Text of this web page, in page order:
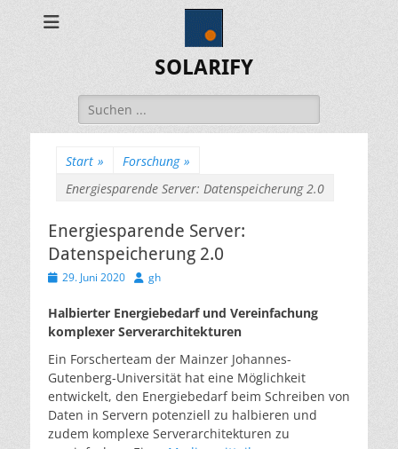
SOLARIFY
Suchen
nach:
Start » Forschung »
Energiesparende Server: Datenspeicherung 2.0
Energiesparende Server:
Datenspeicherung 2.0
Veröffentlicht
29. Juni 2020 Autor
gh
Halbierter Energiebedarf und Vereinfachung
komplexer Serverarchitekturen
Ein Forscherteam der Mainzer Johannes-
Gutenberg-Universität hat eine Möglichkeit
entwickelt, den Energiebedarf beim Schreiben von
Daten in Servern potenziell zu halbieren und
zudem komplexe Serverarchitekturen zu